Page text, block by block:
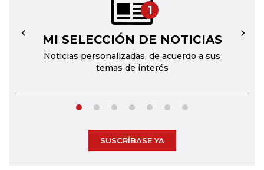
1
MI SELECCIÓN DE NOTICIAS
Noticias personalizadas, de acuerdo a sus
temas de interés
← →
SUSCRÍBASE YA